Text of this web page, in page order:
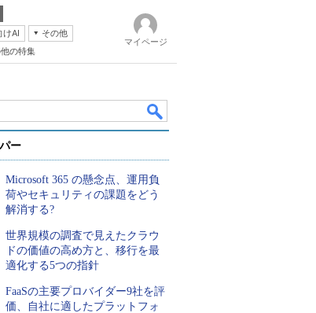
けAI
その他
の特集
マイページ
ー
Microsoft 365 の懸念点、運用負
荷やセキュリティの課題をどう
解消する?
世界規模の調査で見えたクラウ
ドの価値の高め方と、移行を最
適化する5つの指針
FaaSの主要プロバイダー9社を評
価、自社に適したプラットフォ